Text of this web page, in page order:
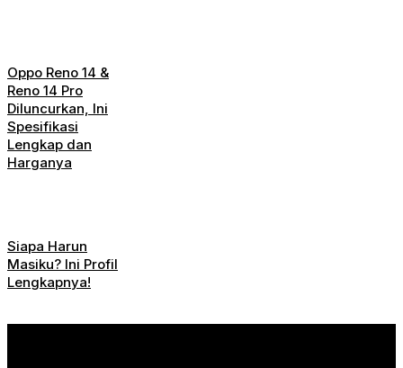
Oppo Reno 14 &
Reno 14 Pro
Diluncurkan, Ini
Spesifikasi
Lengkap dan
Harganya
Siapa Harun
Masiku? Ini Profil
Lengkapnya!